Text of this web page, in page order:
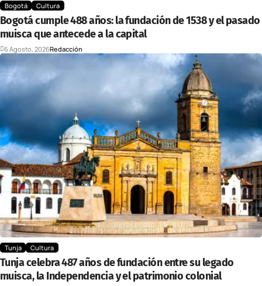
Bogotá Cultura
Bogotá cumple 488 años: la fundación de 1538 y el pasado
muisca que antecede a la capital
6 Agosto, 2026Redacción
Tunja Cultura
Tunja celebra 487 años de fundación entre su legado
muisca, la Independencia y el patrimonio colonial